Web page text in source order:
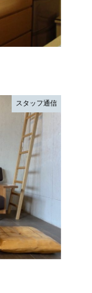
スタッフ通信